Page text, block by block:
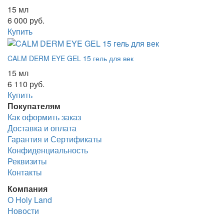
15 мл
6 000 руб.
Купить
CALM DERM EYE GEL 15 гель для век
15 мл
6 110 руб.
Купить
Покупателям
Как оформить заказ
Доставка и оплата
Гарантия и Сертификаты
Конфиденциальность
Реквизиты
Контакты
Компания
О Holy Land
Новости